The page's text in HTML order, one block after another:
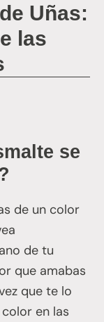
Uñas:
las
se
de un color
de tu
que amabas
que te lo
en las